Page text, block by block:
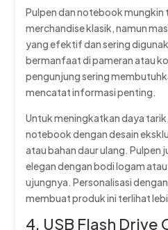
Pulpen dan notebook mungkin
merchandise klasik, namun
yang efektif dan sering
bermanfaat di pameran atau
pengunjung sering
mencatat informasi penting.
Untuk meningkatkan daya
notebook dengan desain
atau bahan daur ulang. Pulpen
elegan dengan bodi logam
ujungnya. Personalisasi
membuat produk ini terlihat
4. USB Flash Drive